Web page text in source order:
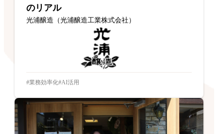
のリアル
光浦醸造（光浦醸造工業株式会社）
業務効率化 AI活用